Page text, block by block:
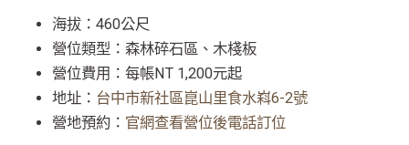
海拔：460公尺
營位類型：森林碎石區、木棧板
營位費用：每帳NT 1,200元起
地址： 台中市新社區崑山里食水嵙6-2號
營地預約： 官網查看營位後電話訂位